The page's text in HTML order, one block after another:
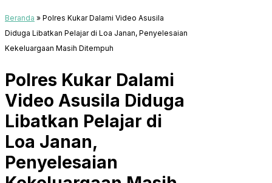
Beranda » Polres Kukar Dalami Video Asusila
Diduga Libatkan Pelajar di Loa Janan, Penyelesaian
Kekeluargaan Masih Ditempuh
Polres Kukar Dalami
Video Asusila Diduga
Libatkan Pelajar di
Loa Janan,
Penyelesaian